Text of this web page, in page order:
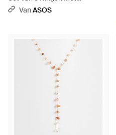
Gemengd Minimalistisch
VanASOS